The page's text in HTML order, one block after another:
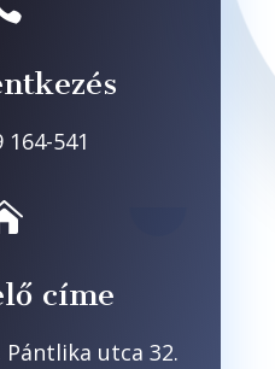
164-541
címe
Pántlika utca 32.